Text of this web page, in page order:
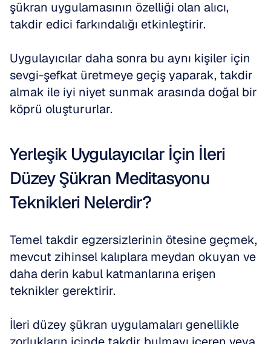
şükran uygulamasının özelliği olan alıcı,
takdir edici farkındalığı etkinleştirir.
Uygulayıcılar daha sonra bu aynı kişiler için
sevgi-şefkat üretmeye geçiş yaparak, takdir
almak ile iyi niyet sunmak arasında doğal bir
köprü oluştururlar.
Yerleşik Uygulayıcılar İçin İleri
Düzey Şükran Meditasyonu
Teknikleri Nelerdir?
Temel takdir egzersizlerinin ötesine geçmek,
mevcut zihinsel kalıplara meydan okuyan ve
daha derin kabul katmanlarına erişen
teknikler gerektirir.
İleri düzey şükran uygulamaları genellikle